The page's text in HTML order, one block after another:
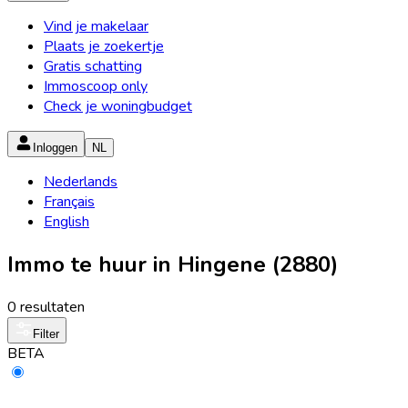
Vind je makelaar
Plaats je zoekertje
Gratis schatting
Immoscoop only
Check je woningbudget
Inloggen NL
Nederlands
Français
English
Immo te huur in Hingene (2880)
0 resultaten
Filter
BETA